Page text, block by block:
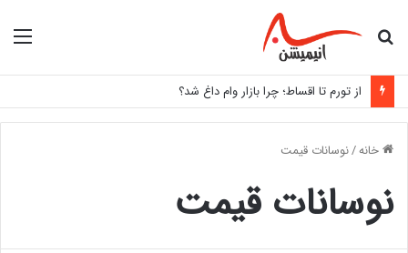
جستجو
از تورم تا اقساط؛ چرا بازار وام داغ شد؟
خانه/نوسانات قیمت
نوسانات قیمت